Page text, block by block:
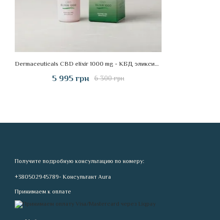
Dermaceuticals CBD elixir 1000 mg - КБД эликсир 1000 мг, 30 мл
6 300 грн
5 995 грн
Получите подробную консультацию по номеру:
+380502945789- Консультант Aura
Принимаем к оплате